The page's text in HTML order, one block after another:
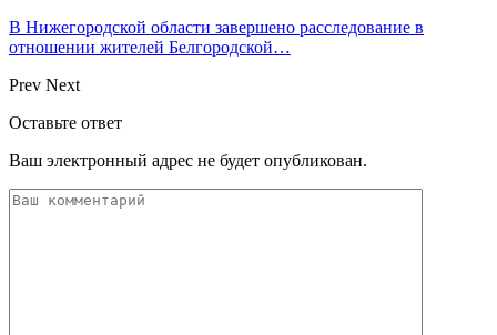
В Нижегородской области завершено расследование в
отношении жителей Белгородской…
Prev Next
Оставьте ответ
Ваш электронный адрес не будет опубликован.